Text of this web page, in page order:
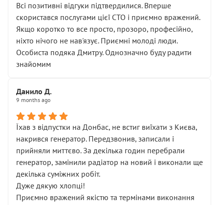
Всі позитивні відгуки підтвердилися. Вперше
скористався послугами цієї СТО і приємно вражений.
Якщо коротко то все просто, прозоро, професійно,
ніхто нічого не нав'язує. Приємні молоді люди.
Особиста подяка Дмитру. Однозначно буду радити
знайомим
Данило Д.
9 months ago
Їхав з відпустки на Донбас, не встиг виїхати з Києва,
накрився генератор. Передзвонив, записали і
прийняли миттєво. За декілька годин перебрали
генератор, замінили радіатор на новий і виконали ще
декілька суміжних робіт.
Дуже дякую хлопці!
Приємно вражений якістю та термінами виконання